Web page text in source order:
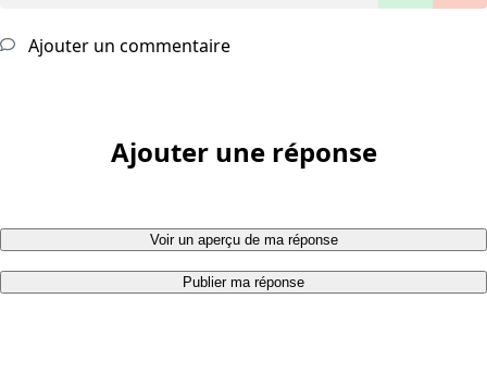
Ajouter un commentaire
Ajouter une réponse
Voir un aperçu de ma réponse
Publier ma réponse